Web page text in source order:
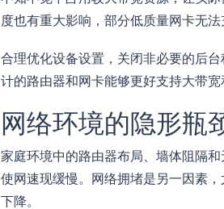
度也有重大影响，部分低质量网卡无
合理优化设备设置，关闭非必要的后
计的路由器和网卡能够更好支持大带
网络环境的隐形瓶
家庭环境中的路由器布局、墙体阻隔
使网速现缓慢。网络拥堵是另一因素
下降。